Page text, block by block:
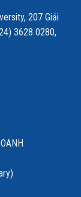
207 Giải
3628 0280,